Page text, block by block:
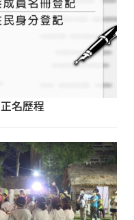
名歷程